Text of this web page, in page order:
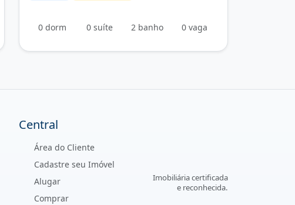
0 dorm 0 suíte 2 banho 0 vaga
Central
Área do Cliente
Cadastre seu Imóvel
Alugar
Comprar
Imobiliária certificada
e reconhecida.